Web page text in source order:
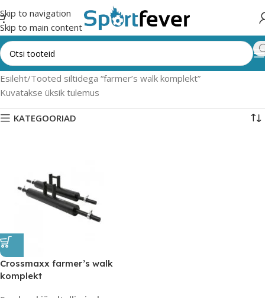
Skip to navigation
Skip to main content
Esileht Tooted siltidega “farmer’s walk komplekt”
Kuvatakse üksik tulemus
KATEGOORIAD
Crossmaxx farmer’s walk
komplekt